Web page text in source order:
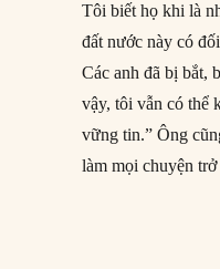
Tôi biết họ khi là
đất nước này có
Các anh đã bị bắt,
vậy, tôi vẫn có thể
vững tin.” Ông
làm mọi chuyện